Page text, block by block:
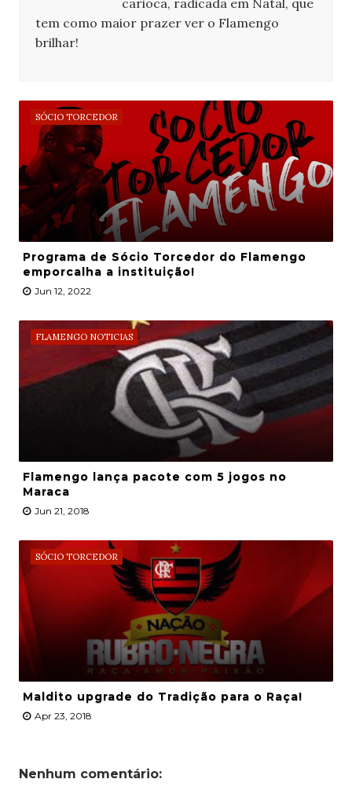
carioca, radicada em Natal, que
tem como maior prazer ver o Flamengo
brilhar!
SÓCIO TORCEDOR
Programa de Sócio Torcedor do Flamengo
emporcalha a instituição!
Jun 12, 2022
FLAMENGO NOTICIAS
Flamengo lança pacote com 5 jogos no
Maraca
Jun 21, 2018
SÓCIO TORCEDOR
Maldito upgrade do Tradição para o Raça!
Apr 23, 2018
Nenhum comentário: